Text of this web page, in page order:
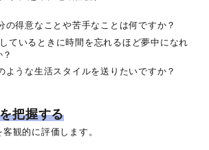
の得意なことや苦手なことは何ですか？
ているときに時間を忘れるほど夢中になれ
ような生活スタイルを送りたいですか？
把握する
観的に評価します。